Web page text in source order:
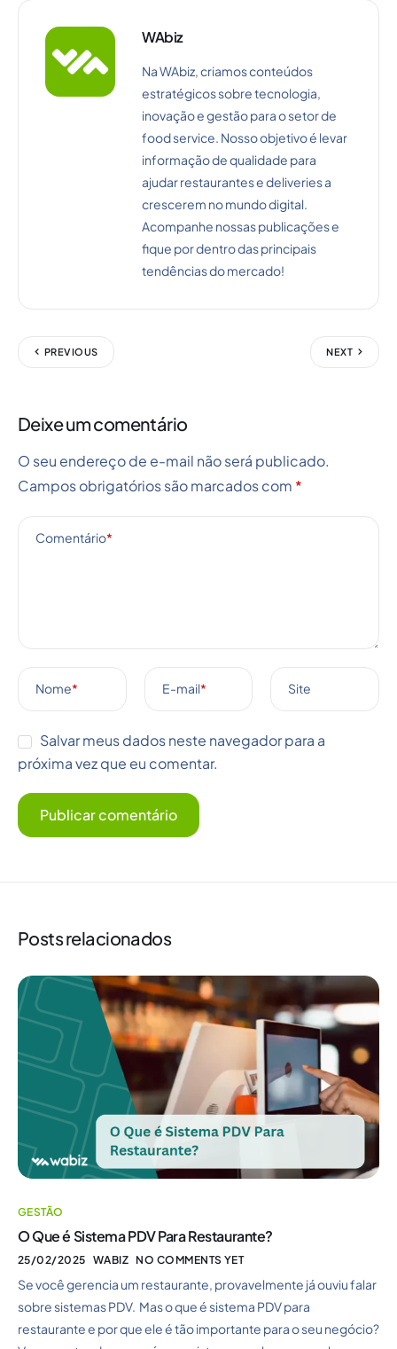
WAbiz
Na WAbiz, criamos conteúdos
estratégicos sobre tecnologia,
inovação e gestão para o setor de
food service. Nosso objetivo é levar
informação de qualidade para
ajudar restaurantes e deliveries a
crescerem no mundo digital.
Acompanhe nossas publicações e
fique por dentro das principais
tendências do mercado!
PREVIOUS NEXT
Deixe um comentário
O seu endereço de e-mail não será publicado.
Campos obrigatórios são marcados com *
Comentário*
Nome* E-mail* Site
Salvar meus dados neste navegador para a
próxima vez que eu comentar.
Posts relacionados
GESTÃO
O Que é Sistema PDV Para Restaurante?
25/02/2025 WABIZ NO COMMENTS YET
Se você gerencia um restaurante, provavelmente já ouviu falar
sobre sistemas PDV. Mas o que é sistema PDV para
restaurante e por que ele é tão importante para o seu negócio?